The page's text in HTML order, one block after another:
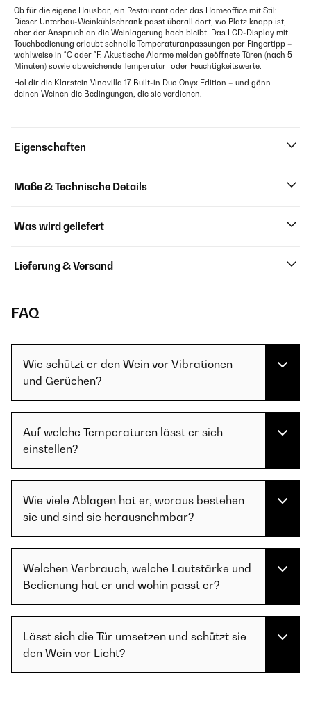
Ob für die eigene Hausbar, ein Restaurant oder das Homeoffice mit Stil:
Dieser Unterbau-Weinkühlschrank passt überall dort, wo Platz knapp ist,
aber der Anspruch an die Weinlagerung hoch bleibt. Das LCD-Display mit
Touchbedienung erlaubt schnelle Temperaturanpassungen per Fingertipp –
wahlweise in °C oder °F. Akustische Alarme melden geöffnete Türen (nach 5
Minuten) sowie abweichende Temperatur- oder Feuchtigkeitswerte.
Hol dir die Klarstein Vinovilla 17 Built-in Duo Onyx Edition – und gönn
deinen Weinen die Bedingungen, die sie verdienen.
Eigenschaften
Maße & Technische Details
Was wird geliefert
Lieferung & Versand
FAQ
Wie schützt er den Wein vor Vibrationen
und Gerüchen?
Auf welche Temperaturen lässt er sich
einstellen?
Wie viele Ablagen hat er, woraus bestehen
sie und sind sie herausnehmbar?
Welchen Verbrauch, welche Lautstärke und
Bedienung hat er und wohin passt er?
Lässt sich die Tür umsetzen und schützt sie
den Wein vor Licht?